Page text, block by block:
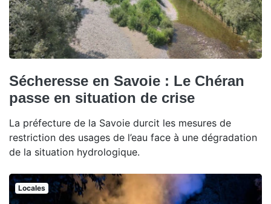
Sécheresse en Savoie : Le Chéran
passe en situation de crise
La préfecture de la Savoie durcit les mesures de
restriction des usages de l’eau face à une dégradation
de la situation hydrologique.
Locales